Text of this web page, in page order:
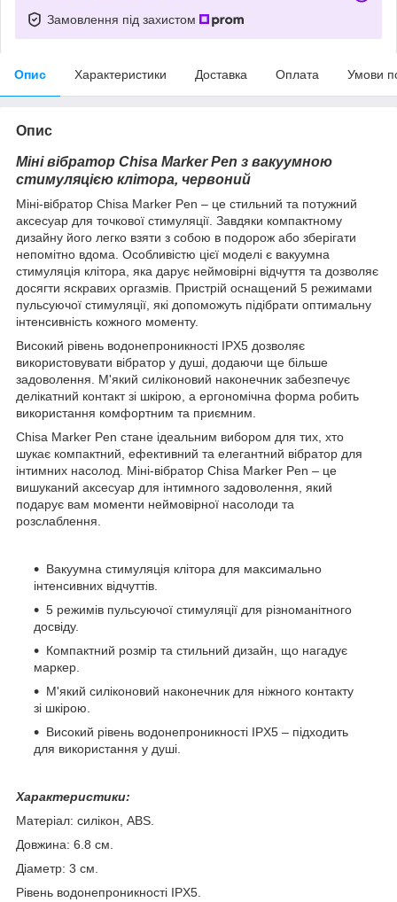
Замовлення під захистом
Опис Характеристики Доставка Оплата Умови
Опис
Міні вібратор Chisa Marker Pen з вакуумною
стимуляцією клітора, червоний
Міні-вібратор Chisa Marker Pen – це стильний та потужний
аксесуар для точкової стимуляції. Завдяки компактному
дизайну його легко взяти з собою в подорож або зберігати
непомітно вдома. Особливістю цієї моделі є вакуумна
стимуляція клітора, яка дарує неймовірні відчуття та дозволяє
досягти яскравих оргазмів. Пристрій оснащений 5 режимами
пульсуючої стимуляції, які допоможуть підібрати оптимальну
інтенсивність кожного моменту.
Високий рівень водонепроникності IPX5 дозволяє
використовувати вібратор у душі, додаючи ще більше
задоволення. М'який силіконовий наконечник забезпечує
делікатний контакт зі шкірою, а ергономічна форма робить
використання комфортним та приємним.
Chisa Marker Pen стане ідеальним вибором для тих, хто
шукає компактний, ефективний та елегантний вібратор для
інтимних насолод. Міні-вібратор Chisa Marker Pen – це
вишуканий аксесуар для інтимного задоволення, який
подарує вам моменти неймовірної насолоди та
розслаблення.
Вакуумна стимуляція клітора для максимально
інтенсивних відчуттів.
5 режимів пульсуючої стимуляції для різноманітного
досвіду.
Компактний розмір та стильний дизайн, що нагадує
маркер.
М'який силіконовий наконечник для ніжного контакту
зі шкірою.
Високий рівень водонепроникності IPX5 – підходить
для використання у душі.
Характеристики:
Матеріал: силікон, ABS.
Довжина: 6.8 см.
Діаметр: 3 см.
Рівень водонепроникності IPX5.